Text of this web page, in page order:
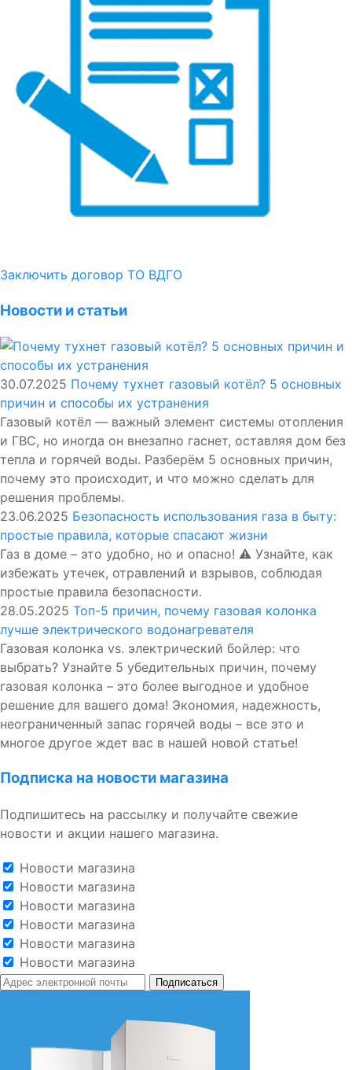
Заключить договор ТО ВДГО
Новости и статьи
30.07.2025 Почему тухнет газовый котёл? 5 основных
причин и способы их устранения
Газовый котёл — важный элемент системы отопления
и ГВС, но иногда он внезапно гаснет, оставляя дом без
тепла и горячей воды. Разберём 5 основных причин,
почему это происходит, и что можно сделать для
решения проблемы.
23.06.2025 Безопасность использования газа в быту:
простые правила, которые спасают жизни
Газ в доме – это удобно, но и опасно! ⚠️ Узнайте, как
избежать утечек, отравлений и взрывов, соблюдая
простые правила безопасности.
28.05.2025 Топ-5 причин, почему газовая колонка
лучше электрического водонагревателя
Газовая колонка vs. электрический бойлер: что
выбрать? Узнайте 5 убедительных причин, почему
газовая колонка – это более выгодное и удобное
решение для вашего дома! Экономия, надежность,
неограниченный запас горячей воды – все это и
многое другое ждет вас в нашей новой статье!
Подписка на новости магазина
Подпишитесь на рассылку и получайте свежие
новости и акции нашего магазина.
Новости магазина
Новости магазина
Новости магазина
Новости магазина
Новости магазина
Новости магазина